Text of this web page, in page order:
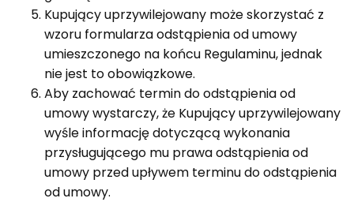
Kupujący uprzywilejowany może skorzystać z
wzoru formularza odstąpienia od umowy
umieszczonego na końcu Regulaminu, jednak
nie jest to obowiązkowe.
Aby zachować termin do odstąpienia od
umowy wystarczy, że Kupujący uprzywilejowany
wyśle informację dotyczącą wykonania
przysługującego mu prawa odstąpienia od
umowy przed upływem terminu do odstąpienia
od umowy.